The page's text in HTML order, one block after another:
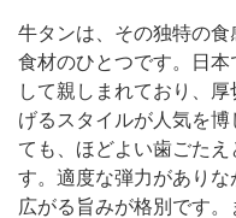
牛タンは、その独特の
食材のひとつです。
日
して親しまれており、
げるスタイルが人気を
ても、ほどよい歯ごた
す。適度な弾力があり
広がる旨みが格別です